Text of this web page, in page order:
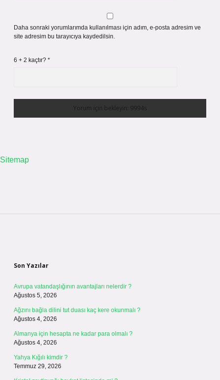
Daha sonraki yorumlarımda kullanılması için adım, e-posta adresim ve
site adresim bu tarayıcıya kaydedilsin.
6 + 2 kaçtır? *
Sitemap
Son Yazılar
Avrupa vatandaşlığının avantajları nelerdir ?
Ağustos 5, 2026
Ağzını bağla dilini tut duası kaç kere okunmalı ?
Ağustos 4, 2026
Almanya için hesapta ne kadar para olmalı ?
Ağustos 4, 2026
Yahya Kığılı kimdir ?
Temmuz 29, 2026